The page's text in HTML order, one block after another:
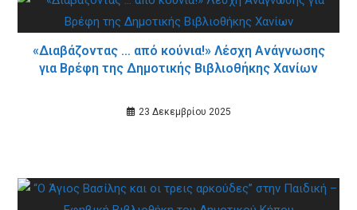
«Διαβάζοντας … από κούνια!» Λέσχη Ανάγνωσης
για Βρέφη της Δημοτικής Βιβλιοθήκης Χανίων
23 Δεκεμβρίου 2025